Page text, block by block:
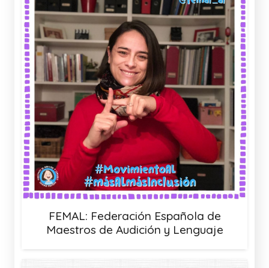
FEMAL: Federación Española de
Maestros de Audición y Lenguaje